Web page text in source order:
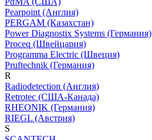
Pearpoint (Англия)
PERGAM (Казахстан)
Power Diagnostix Systems (Германия)
Proceq (Швейцария)
Programma Electric (Швеция)
Pruftechnik (Германия)
R
Radiodetection (Англия)
Retrotec (США-Канада)
RHEONIK (Германия)
RIEGL (Австрия)
S